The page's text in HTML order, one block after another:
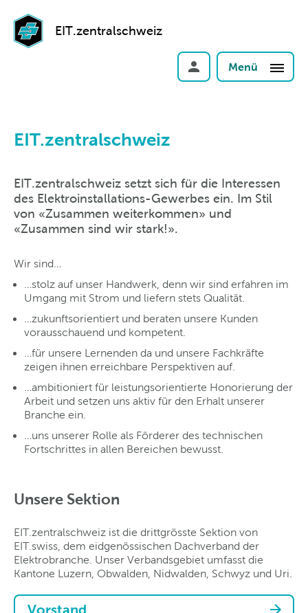
EIT.zentralschweiz
Menü
EIT.zentralschweiz
EIT.zentralschweiz setzt sich für die Interessen
des Elektroinstallations-Gewerbes ein. Im Stil
von «Zusammen weiterkommen» und
«Zusammen sind wir stark!».
Wir sind…
…stolz auf unser Handwerk, denn wir sind erfahren im
Umgang mit Strom und liefern stets Qualität.
…zukunftsorientiert und beraten unsere Kunden
vorausschauend und kompetent.
…für unsere Lernenden da und unsere Fachkräfte
zeigen ihnen erreichbare Perspektiven auf.
…ambitioniert für leistungsorientierte Honorierung der
Arbeit und setzen uns aktiv für den Erhalt unserer
Branche ein.
…uns unserer Rolle als Förderer des technischen
Fortschrittes in allen Bereichen bewusst.
Unsere Sektion
EIT.zentralschweiz ist die drittgrösste Sektion von
EIT.swiss, dem eidgenössischen Dachverband der
Elektrobranche. Unser Verbandsgebiet umfasst die
Kantone Luzern, Obwalden, Nidwalden, Schwyz und Uri.
Vorstand